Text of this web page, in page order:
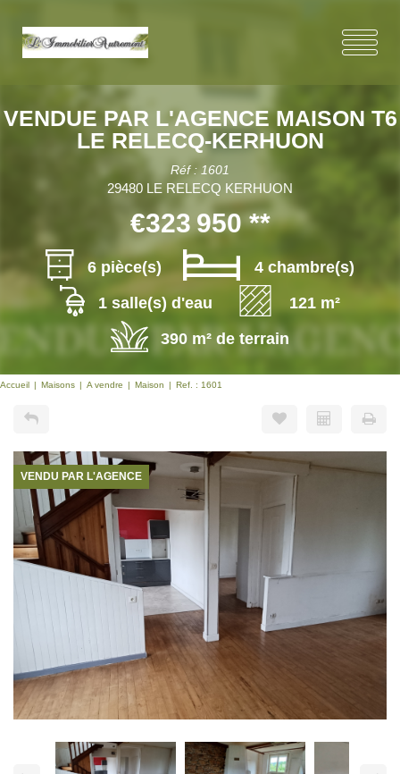
VENDUE PAR L'AGENCE MAISON T6
LE RELECQ-KERHUON
Réf : 1601
29480 LE RELECQ KERHUON
€323 950 **
6 pièce(s)
4 chambre(s)
1 salle(s) d'eau
121 m²
390 m² de terrain
Accueil Maisons A vendre Maison Ref. : 1601
VENDU PAR L'AGENCE